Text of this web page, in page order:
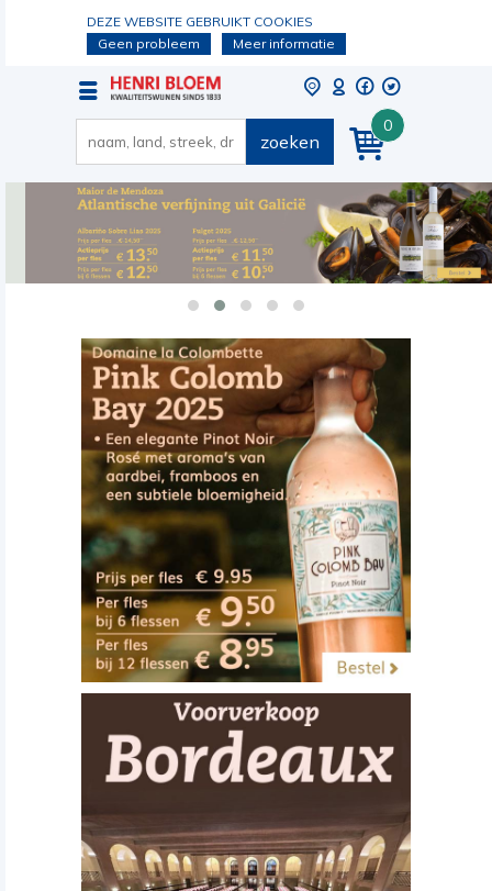
DEZE WEBSITE GEBRUIKT COOKIES
Geen probleem
Meer informatie
0
zoeken